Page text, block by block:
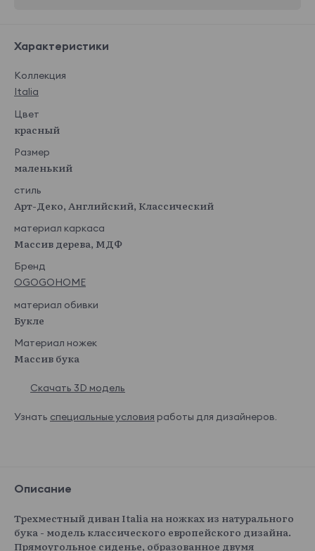
Характеристики
Коллекция
Italia
Цвет
красный
Размер
маленький
стиль
Арт-Деко, Английский, Классический
материал каркаса
Массив дерева, МДФ
Бренд
OGOGOHOME
материал обивки
Букле
Материал ножек
Массив бука
Скачать 3D модель
Узнать специальные условия работы для дизайнеров.
Описание
Трехместный диван Italia на ножках из натурального
бука - модель классического европейского дизайна.
Прямоугольное сиденье, образованное двумя